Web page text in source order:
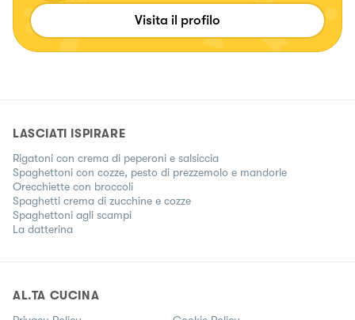
Visita il profilo
LASCIATI ISPIRARE
Rigatoni con crema di peperoni e salsiccia
Spaghettoni con cozze, pesto di prezzemolo e mandorle
Orecchiette con broccoli
Spaghetti crema di zucchine e cozze
Spaghettoni agli scampi
La datterina
AL.TA CUCINA